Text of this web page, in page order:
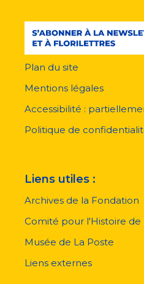
pied
page
Plan du site
Mentions légales
Accessibilité :
Politique de
Liens utiles :
Archives de la Fondation
Comité pour l'Histoire de
Musée de La Poste
Liens externes